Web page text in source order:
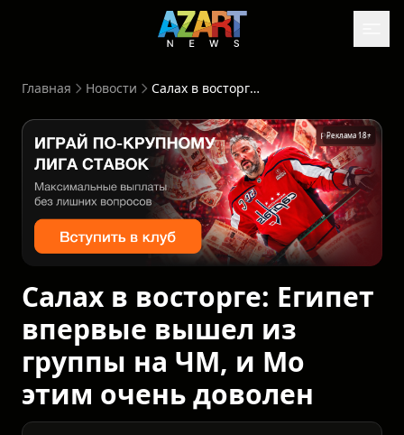
Главная Новости Салах в восторге: Египет впервые вышел из группы на ЧМ, и Мо этим очень доволен
Реклама 18+
Салах в восторге: Египет
впервые вышел из
группы на ЧМ, и Мо
этим очень доволен